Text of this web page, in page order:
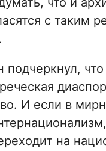
с таким
подчеркнул,
И если в
на